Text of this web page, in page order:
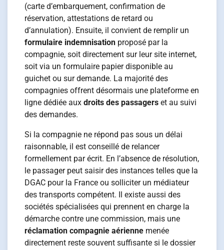
(carte d’embarquement, confirmation de
réservation, attestations de retard ou
d’annulation). Ensuite, il convient de remplir un
formulaire indemnisation proposé par la
compagnie, soit directement sur leur site internet,
soit via un formulaire papier disponible au
guichet ou sur demande. La majorité des
compagnies offrent désormais une plateforme en
ligne dédiée auxdroits des passagers et au suivi
des demandes.
Si la compagnie ne répond pas sous un délai
raisonnable, il est conseillé de relancer
formellement par écrit. En l’absence de résolution,
le passager peut saisir des instances telles que la
DGAC pour la France ou solliciter un médiateur
des transports compétent. Il existe aussi des
sociétés spécialisées qui prennent en charge la
démarche contre une commission, mais une
réclamation compagnie aérienne menée
directement reste souvent suffisante si le dossier